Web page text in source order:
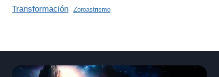
Transformación Zoroastrismo